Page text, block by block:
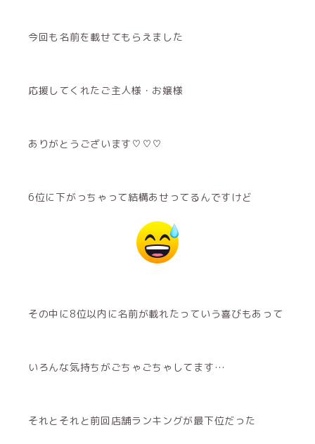
今回も名前を載せてもらえました
応援してくれたご主人様・お嬢様
ありがとうございます♡♡♡
6位に下がっちゃって結構あせってるんですけど
その中に8位以内に名前が載れたっていう喜びもあって
いろんな気持ちがごちゃごちゃしてます…
それとそれと前回店舗ランキングが最下位だった